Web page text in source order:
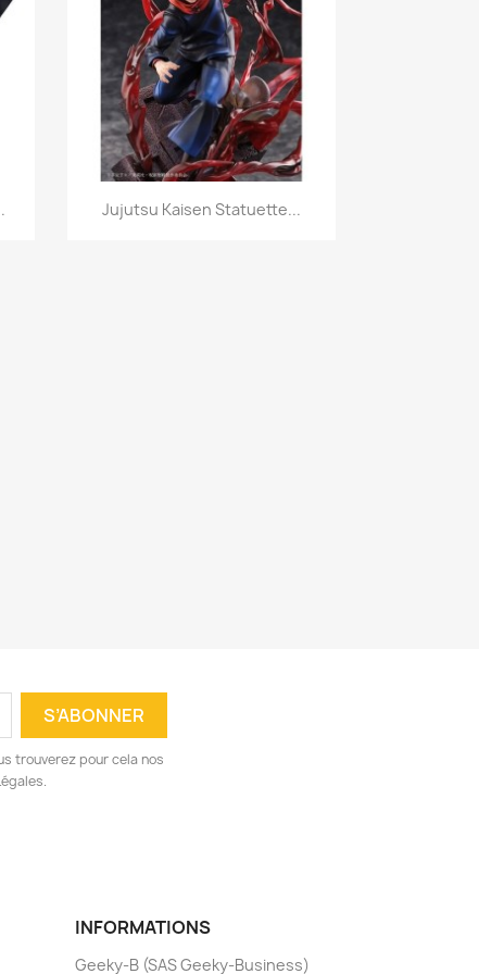
Aperçu rapide
Jujutsu Kaisen Statuette...
trouverez pour cela nos
INFORMATIONS
Geeky-B (SAS Geeky-Business)